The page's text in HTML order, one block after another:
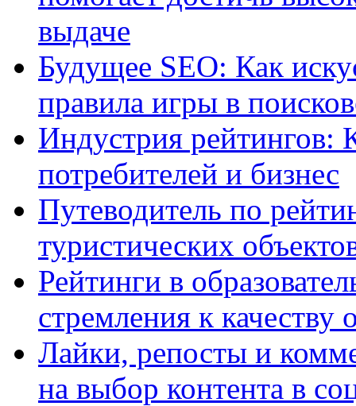
выдаче
Будущее SEO: Как
правила игры в
Индустрия рейтингов:
потребителей и бизнес
Путеводитель по
туристических
Рейтинги в
стремления к качеству
Лайки, репосты и
на выбор контента в